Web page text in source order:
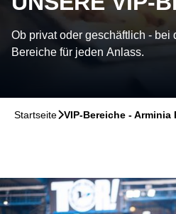
Ob privat oder geschäftlich - bei
Bereiche für jeden Anlass.
Startseite􀆊VIP-Bereiche -